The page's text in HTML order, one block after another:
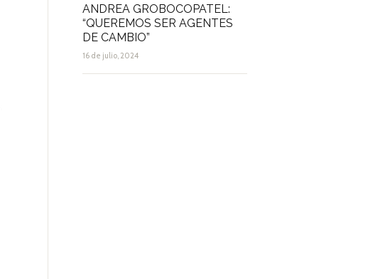
ANDREA GROBOCOPATEL:
“QUEREMOS SER AGENTES
DE CAMBIO”
16 de julio, 2024